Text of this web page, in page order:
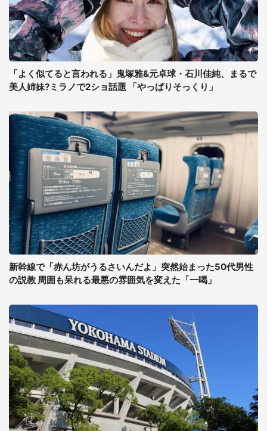
「よく似てると言われる」鬼塚雅&元卓球・石川佳純、まるで
美人姉妹?ミラノで2ショ話題 「やっぱりそっくり」
新幹線で「赤ん坊がうるさいんだよ」突然始まった50代男性
の説教 周囲も呆れる最悪の雰囲気を変えた「一喝」